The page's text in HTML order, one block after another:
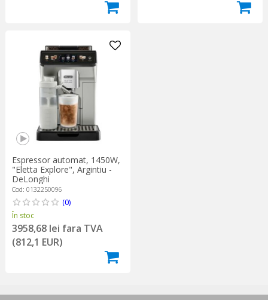
Espressor automat, 1450W,
"Eletta Explore", Argintiu -
DeLonghi
Cod: 0132250096
(0)
În stoc
3958,68 lei fara TVA
(812,1 EUR)